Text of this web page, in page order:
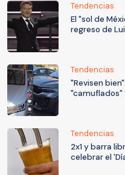
Tendencias
El "sol de
regreso de
Tendencias
"Revisen
"camuflados"
Tendencias
2x1 y barra
celebrar el